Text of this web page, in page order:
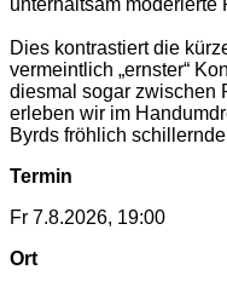
Dies kontrastiert die
vermeintlich „ernster“
diesmal sogar zwischen
erleben wir im
Byrds fröhlich schillernde
Termin
Fr 7.8.2026, 19:00
Ort